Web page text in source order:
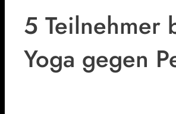
5 Teilnehmer
Yoga gegen